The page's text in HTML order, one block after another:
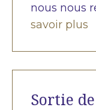
nous nous
savoir plus
Sortie